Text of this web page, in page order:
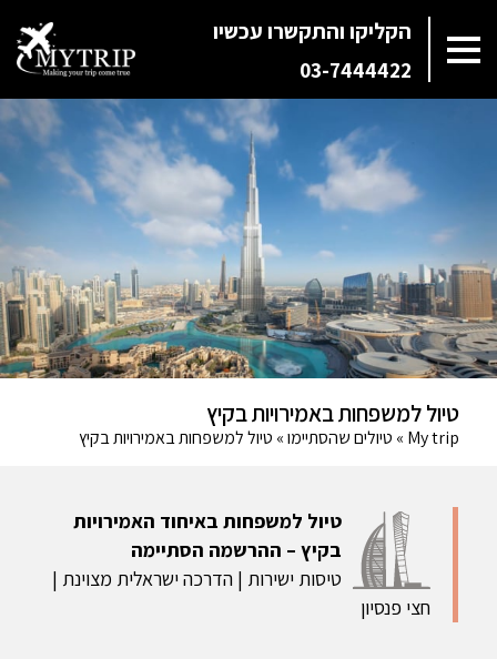
הקליקו והתקשרו עכשיו
03-7444422
טיול למשפחות באמירויות בקיץ
My trip
» טיולים שהסתיימו» טיול למשפחות באמירויות בקיץ
טיול למשפחות באיחוד האמירויות
בקיץ – ההרשמה הסתיימה
טיסות ישירות | הדרכה ישראלית מצוינת |
חצי פנסיון